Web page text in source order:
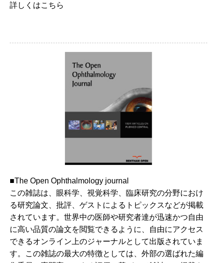
詳しくはこちら
■The Open Ophthalmology journal
この雑誌は、眼科学、視覚科学、臨床研究の分野におけ
る研究論文、批評、ゲストによるトピックスなどが掲載
されています。世界中の医師や研究者達が迅速かつ自由
に高い品質の論文を閲覧できるように、自由にアクセス
できるオンライン上のジャーナルとして出版されていま
す。この雑誌の最大の特徴としては、外部の選ばれた編